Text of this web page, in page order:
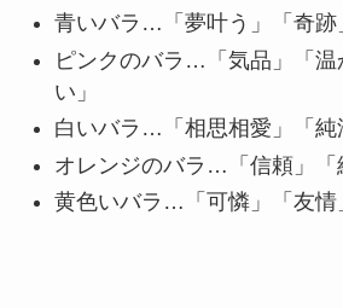
ソープフラワー
西陣織物
青いバラ…「夢叶う」「奇跡
ピンクのバラ…「気品」「温
い」
白いバラ…「相思相愛」「純
オレンジのバラ…「信頼」「
黄色いバラ…「可憐」「友情